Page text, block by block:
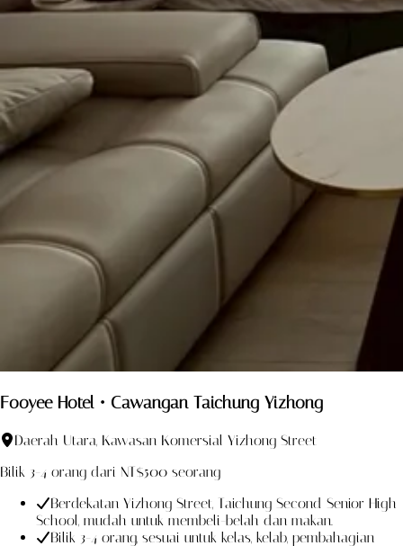
Fooyee Hotel・Cawangan Taichung Yizhong
Daerah Utara, Kawasan Komersial Yizhong Street
Bilik 3-4 orang dari NT$500 seorang
Berdekatan Yizhong Street, Taichung Second Senior High
School, mudah untuk membeli-belah dan makan.
Bilik 3-4 orang, sesuai untuk kelas, kelab, pembahagian